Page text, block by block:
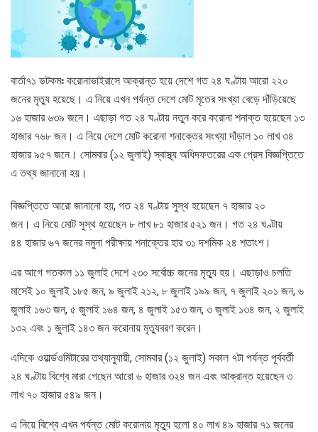
বার্তা৭১ ডটকমঃ করোনাভাইরাসে আক্রান্ত হয়ে দেশে গত ২৪ ঘণ্টায় আরো ২২০
জনের মৃত্যু হয়েছে। এ নিয়ে এখন পর্যন্ত দেশে মোট মৃতের সংখ্যা বেড়ে দাঁড়িয়েছে
১৬ হাজার ৬৩৯ জনে। এছাড়া গত ২৪ ঘণ্টায় নতুন করে করোনা শনাক্ত হয়েছেন ১৩
হাজার ৭৬৮ জন। এ নিয়ে দেশে মোট করোনা শনাক্তের সংখ্যা দাঁড়াল ১০ লাখ ৩৪
হাজার ৯৫৭ জনে। সোমবার (১২ জুলাই) স্বাস্থ্য অধিদফতরের এক প্রেস বিজ্ঞপ্তিতে
এ তথ্য জানানো হয়।
বিজ্ঞপ্তিতে আরো জানানো হয়, গত ২৪ ঘণ্টায় সুস্থ হয়েছেন ৭ হাজার ২০
জন। এ নিয়ে মোট সুস্থ হয়েছেন ৮ লাখ ৮১ হাজার ৫২১ জন। গত ২৪ ঘণ্টায়
৪৪ হাজার ৬৭ জনের নমুনা পরীক্ষায় শনাক্তের হার ৩১ দশমিক ২৪ শতাংশ।
এর আগে গতকাল ১১ জুলাই দেশে ২৩০ সর্বোচ্চ জনের মৃত্যু হয়। এছাড়াও চলতি
মাসেই ১০ জুলাই ১৮৫ জন, ৯ জুলাই ২১২, ৮ জুলাই ১৯৯ জন, ৭ জুলাই ২০১ জন, ৬
জুলাই ১৬৩ জন, ৫ জুলাই ১৬৪ জন, ৪ জুলাই ১৫৩ জন, ৩ জুলাই ১৩৪ জন, ২ জুলাই
১৩২ এবং ১ জুলাই ১৪৩ জন করোনায় মৃত্যুবরণ করেন।
এদিকে ওয়ার্ল্ডওমিটারের তথ্যানুযায়ী, সোমবার (১২ জুলাই) সকাল ৭টা পর্যন্ত পূর্ববর্তী
২৪ ঘণ্টায় বিশ্বে মারা গেছেন আরো ৬ হাজার ৩২৪ জন এবং আক্রান্ত হয়েছেন ৩
লাখ ৭০ হাজার ৫৪৯ জন।
এ নিয়ে বিশ্বে এখন পর্যন্ত মোট করোনায় মৃত্যু হলো ৪০ লাখ ৪৯ হাজার ৭১ জনের